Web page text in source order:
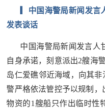
国
弟
子
弟
兵
国
动
▎中国海警局新闻发言
发表谈话
中国海警局新闻发言人
自身承诺，刻意派出2艘海
岛仁爱礁邻近海域，向其
警严格依法管控予以规制
物资的1艘船只作出临时性